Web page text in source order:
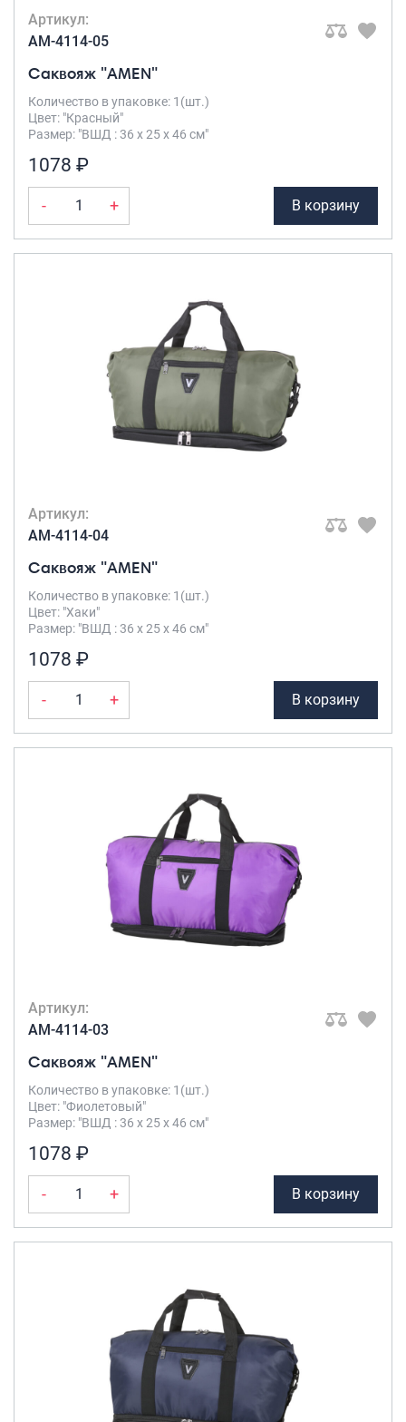
Артикул:
AM-4114-05
Саквояж "AMEN"
Количество в упаковке: 1(шт.)
Цвет: "Красный"
Размер: "ВШД : 36 х 25 х 46 см"
1078 ₽
- + В корзину
Артикул:
AM-4114-04
Саквояж "AMEN"
Количество в упаковке: 1(шт.)
Цвет: "Хаки"
Размер: "ВШД : 36 х 25 х 46 см"
1078 ₽
- + В корзину
Артикул:
AM-4114-03
Саквояж "AMEN"
Количество в упаковке: 1(шт.)
Цвет: "Фиолетовый"
Размер: "ВШД : 36 х 25 х 46 см"
1078 ₽
- + В корзину